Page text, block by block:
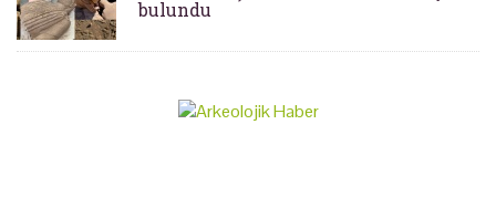
bulundu